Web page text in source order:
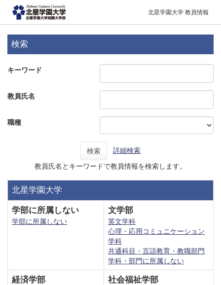
北星学園大学 教員情報
検索
キーワード
教員氏名
職種
検索 詳細検索
教員氏名とキーワードで教員情報を検索します。
北星学園大学
学部に所属しない
学部に所属しない
文学部
英文学科
心理・応用コミュニケーション
学科
共通科目・言語教育・教職部門
学科・部門に所属しない
経済学部 社会福祉学部